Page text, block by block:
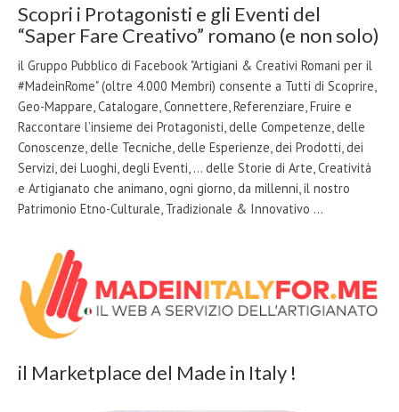
Scopri i Protagonisti e gli Eventi del
“Saper Fare Creativo” romano (e non solo)
il Gruppo Pubblico di Facebook "Artigiani & Creativi Romani per il
#MadeinRome" (oltre 4.000 Membri) consente a Tutti di Scoprire,
Geo-Mappare, Catalogare, Connettere, Referenziare, Fruire e
Raccontare l’insieme dei Protagonisti, delle Competenze, delle
Conoscenze, delle Tecniche, delle Esperienze, dei Prodotti, dei
Servizi, dei Luoghi, degli Eventi, … delle Storie di Arte, Creatività
e Artigianato che animano, ogni giorno, da millenni, il nostro
Patrimonio Etno-Culturale, Tradizionale & Innovativo …
il Marketplace del Made in Italy !